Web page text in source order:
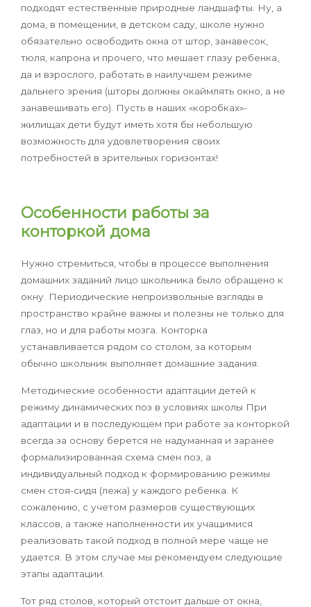
подходят естественные природные ландшафты. Ну, а
дома, в помещении, в детском саду, школе нужно
обязательно освободить окна от штор, занавесок,
тюля, капрона и прочего, что мешает глазу ребенка,
да и взрослого, работать в наилучшем режиме
дальнего зрения (шторы должны окаймлять окно, а не
занавешивать его). Пусть в наших «коробках»-
жилищах дети будут иметь хотя бы небольшую
возможность для удовлетворения своих
потребностей в зрительных горизонтах!
Особенности работы за
конторкой дома
Нужно стремиться, чтобы в процессе выполнения
домашних заданий лицо школьника было обращено к
окну. Периодические непроизвольные взгляды в
пространство крайне важны и полезны не только для
глаз, но и для работы мозга. Конторка
устанавливается рядом со столом, за которым
обычно школьник выполняет домашние задания.
Методические особенности адаптации детей к
режиму динамических поз в условиях школы При
адаптации и в последующем при работе за конторкой
всегда за основу берется не надуманная и заранее
формализированная схема смен поз, а
индивидуальный подход к формированию режимы
смен стоя-сидя (лежа) у каждого ребенка. К
сожалению, с учетом размеров существующих
классов, а также наполненности их учащимися
реализовать такой подход в полной мере чаще не
удается. В этом случае мы рекомендуем следующие
этапы адаптации.
Тот ряд столов, который отстоит дальше от окна,